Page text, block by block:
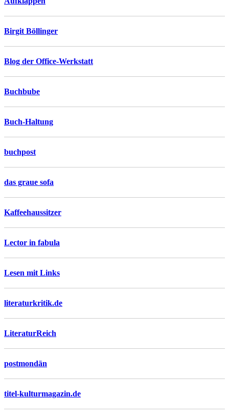
Birgit Böllinger
Blog der Office-Werkstatt
Buchbube
Buch-Haltung
buchpost
das graue sofa
Kaffeehaussitzer
Lector in fabula
Lesen mit Links
literaturkritik.de
LiteraturReich
postmondän
titel-kulturmagazin.de